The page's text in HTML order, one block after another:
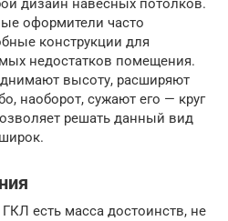
дизайн навесных потолков.
оформители часто
конструкции для
недостатков помещения.
высоту, расширяют
наоборот, сужают его — круг
решать данный вид
есть масса достоинств, не